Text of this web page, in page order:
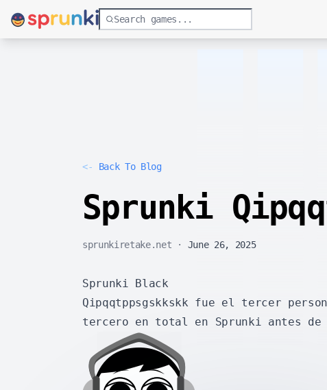
<- Back To Blog
Sprunki
sprunkiretake.net · June 26, 2025
Sprunki Black
Qipqqtppsgskkskk fue el tercer
tercero en total en Sprunki antes de